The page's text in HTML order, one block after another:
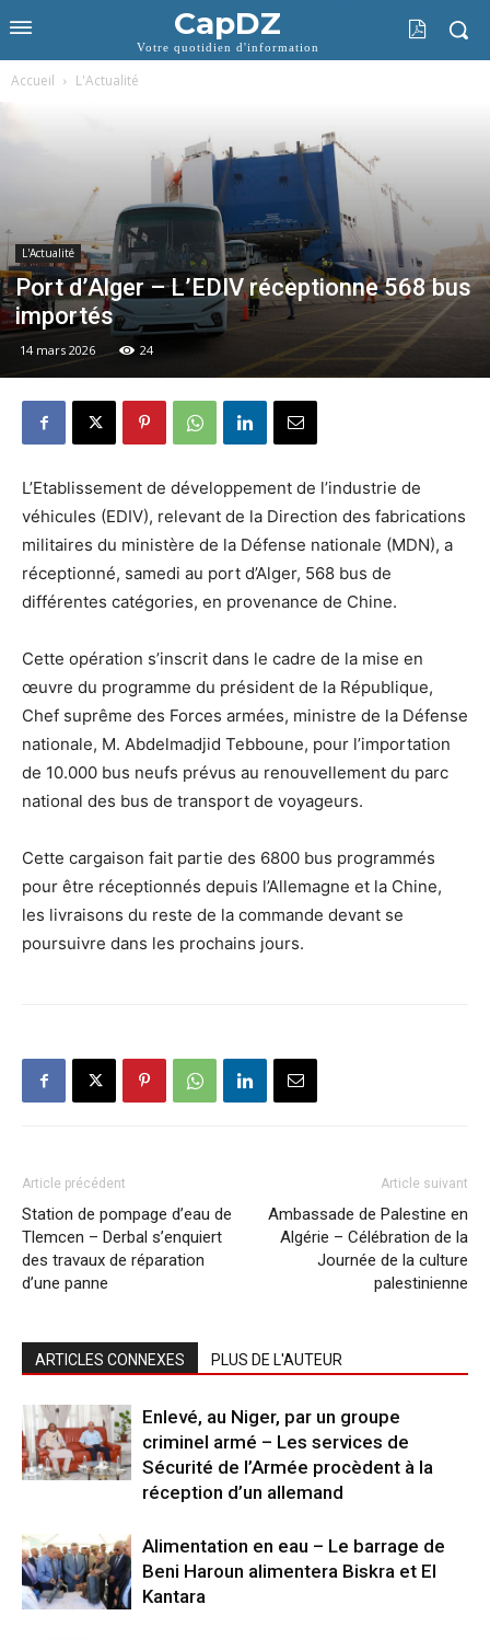
CapDZ
Votre quotidien d'information
Accueil L'Actualité
L'Actualité
Port d’Alger – L’EDIV réceptionne 568 bus
importés
14 mars 2026 24
L’Etablissement de développement de l’industrie de
véhicules (EDIV), relevant de la Direction des fabrications
militaires du ministère de la Défense nationale (MDN), a
réceptionné, samedi au port d’Alger, 568 bus de
différentes catégories, en provenance de Chine.
Cette opération s’inscrit dans le cadre de la mise en
œuvre du programme du président de la République,
Chef suprême des Forces armées, ministre de la Défense
nationale, M. Abdelmadjid Tebboune, pour l’importation
de 10.000 bus neufs prévus au renouvellement du parc
national des bus de transport de voyageurs.
Cette cargaison fait partie des 6800 bus programmés
pour être réceptionnés depuis l’Allemagne et la Chine,
les livraisons du reste de la commande devant se
poursuivre dans les prochains jours.
Article précédent
Station de pompage d’eau de
Tlemcen – Derbal s’enquiert
des travaux de réparation
d’une panne
Article suivant
Ambassade de Palestine en
Algérie – Célébration de la
Journée de la culture
palestinienne
ARTICLES CONNEXES PLUS DE L'AUTEUR
Enlevé, au Niger, par un groupe
criminel armé – Les services de
Sécurité de l’Armée procèdent à la
réception d’un allemand
Alimentation en eau – Le barrage de
Beni Haroun alimentera Biskra et El
Kantara